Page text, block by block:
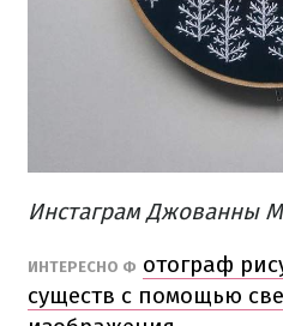
Инстаграм Джованны
ИНТЕРЕСНО Ф отограф
существ с помощью